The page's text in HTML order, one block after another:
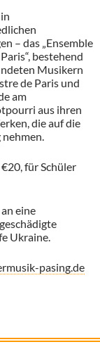
– das „Ensemble
bestehend
Musikern
de Paris und
am
aus ihren
die auf die
für Schüler
eine
Ukraine.
pasing.de